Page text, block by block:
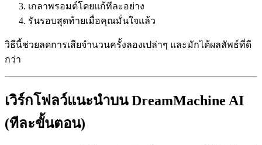
เกลาพรอมต์โดยแก้ทีละอย่าง
รันรอบสุดท้ายเมื่อคุณมั่นใจแล้ว
วิธีนี้ช่วยลดการเสียจำนวนครั้งลองเปล่าๆ และมักได้ผลลัพธ์ที่ดี
กว่า
เวิร์กโฟลว์แนะนำบน DreamMachine AI
(ทีละขั้นตอน)